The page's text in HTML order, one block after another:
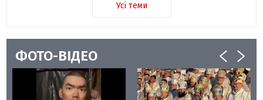
Усі теми
ФОТО-ВІДЕО